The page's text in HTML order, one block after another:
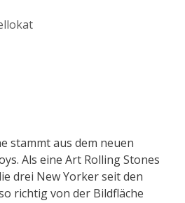
stammt aus dem neuen
Als eine Art Rolling Stones
drei New Yorker seit den
richtig von der Bildfläche